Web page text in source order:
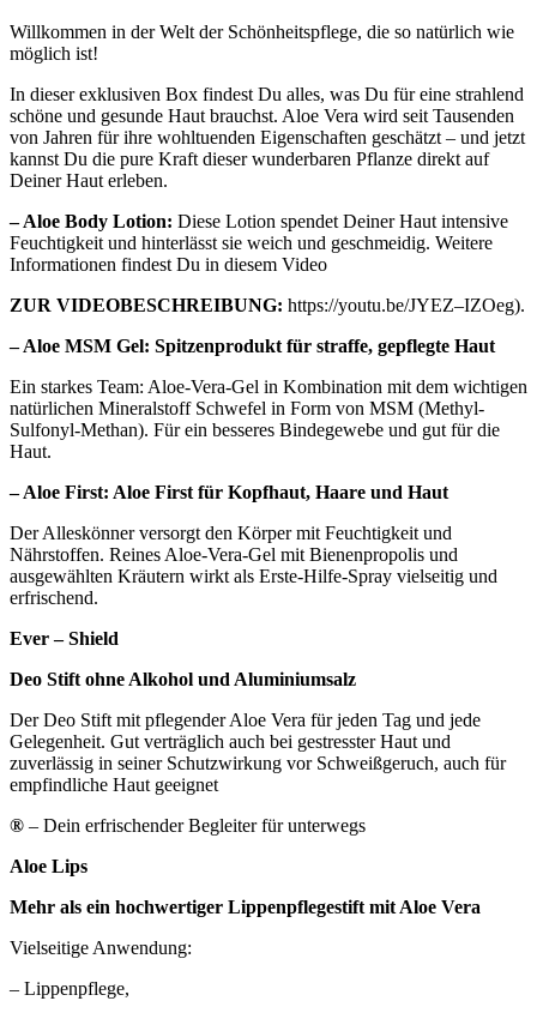
Willkommen in der Welt der Schönheitspflege, die so natürlich wie
möglich ist!
In dieser exklusiven Box findest Du alles, was Du für eine strahlend
schöne und gesunde Haut brauchst. Aloe Vera wird seit Tausenden
von Jahren für ihre wohltuenden Eigenschaften geschätzt – und jetzt
kannst Du die pure Kraft dieser wunderbaren Pflanze direkt auf
Deiner Haut erleben.
– Aloe Body Lotion: Diese Lotion spendet Deiner Haut intensive
Feuchtigkeit und hinterlässt sie weich und geschmeidig. Weitere
Informationen findest Du in diesem Video
ZUR VIDEOBESCHREIBUNG: https://youtu.be/JYEZ–IZOeg).
– Aloe MSM Gel: Spitzenprodukt für straffe, gepflegte Haut
Ein starkes Team: Aloe-Vera-Gel in Kombination mit dem wichtigen
natürlichen Mineralstoff Schwefel in Form von MSM (Methyl-
Sulfonyl-Methan). Für ein besseres Bindegewebe und gut für die
Haut.
– Aloe First: Aloe First für Kopfhaut, Haare und Haut
Der Alleskönner versorgt den Körper mit Feuchtigkeit und
Nährstoffen. Reines Aloe-Vera-Gel mit Bienenpropolis und
ausgewählten Kräutern wirkt als Erste-Hilfe-Spray vielseitig und
erfrischend.
Ever – Shield
Deo Stift ohne Alkohol und Aluminiumsalz
Der Deo Stift mit pflegender Aloe Vera für jeden Tag und jede
Gelegenheit. Gut verträglich auch bei gestresster Haut und
zuverlässig in seiner Schutzwirkung vor Schweißgeruch, auch für
empfindliche Haut geeignet
® – Dein erfrischender Begleiter für unterwegs
Aloe Lips
Mehr als ein hochwertiger Lippenpflegestift mit Aloe Vera
Vielseitige Anwendung:
– Lippenpflege,